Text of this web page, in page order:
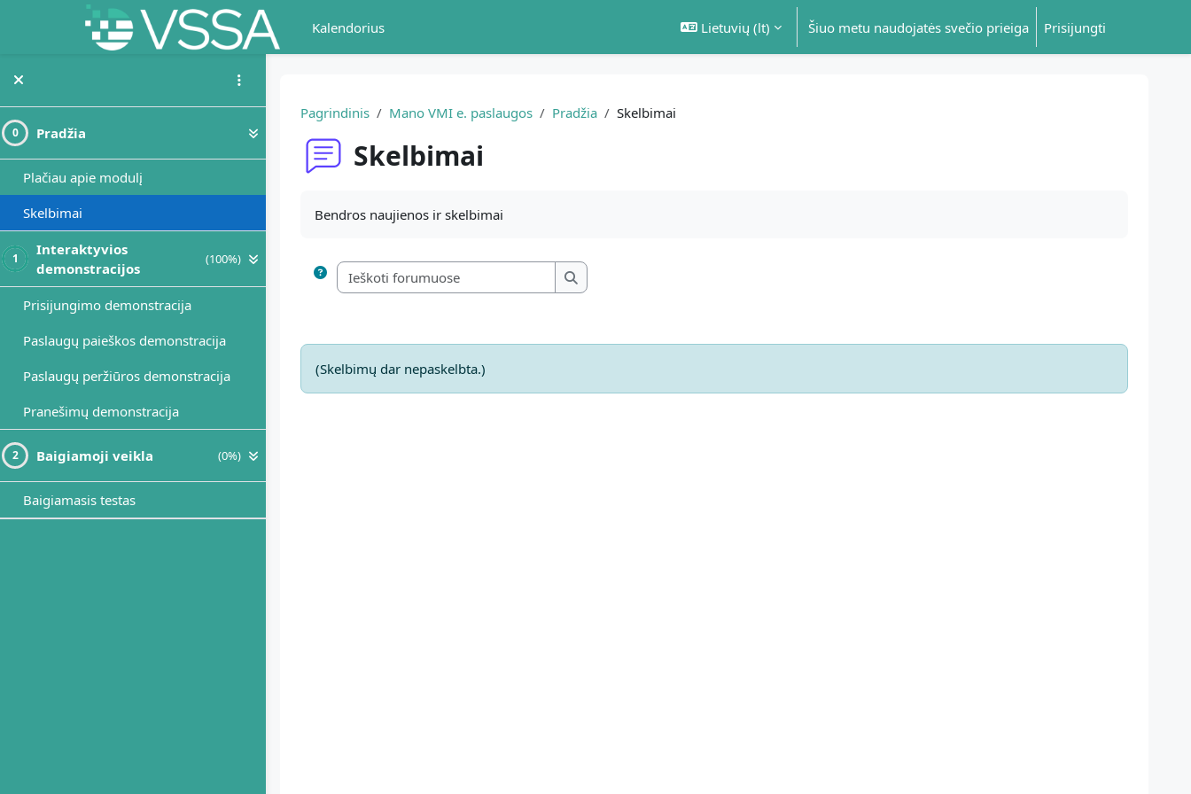
Pereiti į pagrindinį turinį
Kalendorius
Lietuvių ‎(lt)‎ Šiuo metu naudojatės svečio prieiga Prisijungti
0 Pradžia
Plačiau apie modulį
Skelbimai
1
Interaktyvios
demonstracijos
(100%)
Prisijungimo demonstracija
Paslaugų paieškos demonstracija
Paslaugų peržiūros demonstracija
Pranešimų demonstracija
2 Baigiamoji veikla (0%)
Baigiamasis testas
Pagrindinis Mano VMI e. paslaugos Pradžia Skelbimai
Skelbimai
Bendros naujienos ir skelbimai
Ieškoti forumuose
Ieškoti forumuose
(Skelbimų dar nepaskelbta.)